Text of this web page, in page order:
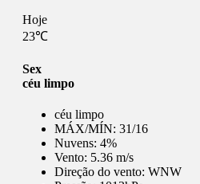
Hoje
23℃
Sex
céu limpo
céu limpo
MÁX/MÍN: 31/16
Nuvens: 4%
Vento: 5.36 m/s
Direção do vento: WNW